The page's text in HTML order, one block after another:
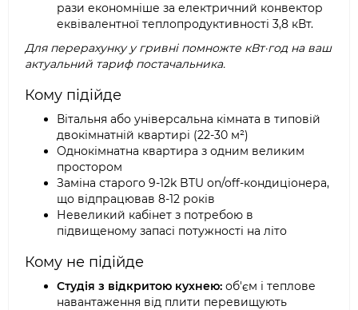
рази економніше за електричний конвектор
еквівалентної теплопродуктивності 3,8 кВт.
Для перерахунку у гривні помножте кВт·год на ваш
актуальний тариф постачальника.
Кому підійде
Вітальня або універсальна кімната в типовій
двокімнатній квартирі (22-30 м²)
Однокімнатна квартира з одним великим
простором
Заміна старого 9-12k BTU on/off-кондиціонера,
що відпрацював 8-12 років
Невеликий кабінет з потребою в
підвищеному запасі потужності на літо
Кому не підійде
Студія з відкритою кухнею: об'єм і теплове
навантаження від плити перевищують